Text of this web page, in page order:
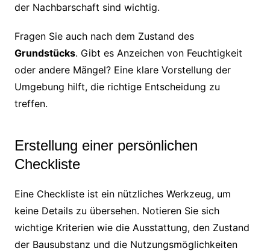
der Nachbarschaft sind wichtig.
Fragen Sie auch nach dem Zustand des
Grundstücks. Gibt es Anzeichen von Feuchtigkeit
oder andere Mängel? Eine klare Vorstellung der
Umgebung hilft, die richtige Entscheidung zu
treffen.
Erstellung einer persönlichen
Checkliste
Eine Checkliste ist ein nützliches Werkzeug, um
keine Details zu übersehen. Notieren Sie sich
wichtige Kriterien wie die Ausstattung, den Zustand
der Bausubstanz und die Nutzungsmöglichkeiten